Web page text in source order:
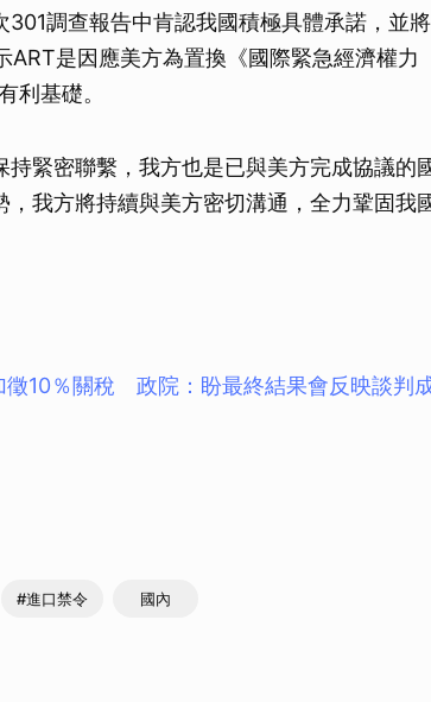
調查報告中肯認我國積極具體承諾，並將
是因應美方為置換《國際緊急經濟權力
利基礎。
緊密聯繫，我方也是已與美方完成協議的
我方將持續與美方密切溝通，全力鞏固我
徵10％關稅 政院：盼最終結果會反映談判
#進口禁令 國內